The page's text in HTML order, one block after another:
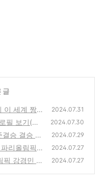
글
이 세계 짱
2024.07.31
필 보기(고
2024.07.30
승 결승 파
2024.07.29
리올림픽
2024.07.27
강경민 선
2024.07.27